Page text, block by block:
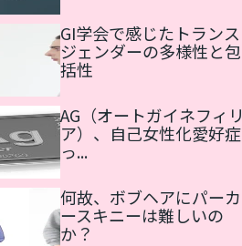
GI学会で感じたトランス
ジェンダーの多様性と包
括性
AG（オートガイネフィリ
ア）、自己女性化愛好症
っ...
何故、ボブヘアにパーカ
ースキニーは難しいの
か？